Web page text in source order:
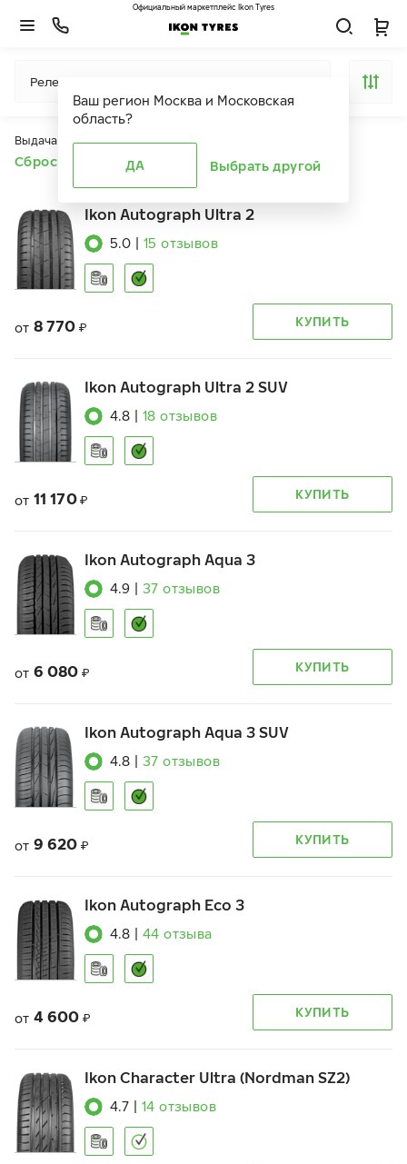
Ваш регион Москва и Московская
область?
ДА Выбрать другой
Официальный маркетплейс Ikon Tyres
Релевантность
Выдача продуктов ограничена действием фильтров
Сбросить все фильтры
Ikon Autograph Ultra 2
5.0 15 отзывов
от 8 770 ₽ КУПИТЬ
Ikon Autograph Ultra 2 SUV
4.8 18 отзывов
от 11 170 ₽ КУПИТЬ
Ikon Autograph Aqua 3
4.9 37 отзывов
от 6 080 ₽ КУПИТЬ
Ikon Autograph Aqua 3 SUV
4.8 37 отзывов
от 9 620 ₽ КУПИТЬ
Ikon Autograph Eco 3
4.8 44 отзыва
от 4 600 ₽ КУПИТЬ
Ikon Character Ultra (Nordman SZ2)
4.7 14 отзывов